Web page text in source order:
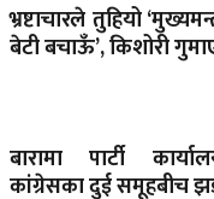
भ्रष्टाचारले तुहियो
बेटी बचाऊँ’, किशोरी
बारामा पार्टी
कांग्रेसका दुई समूहबीच